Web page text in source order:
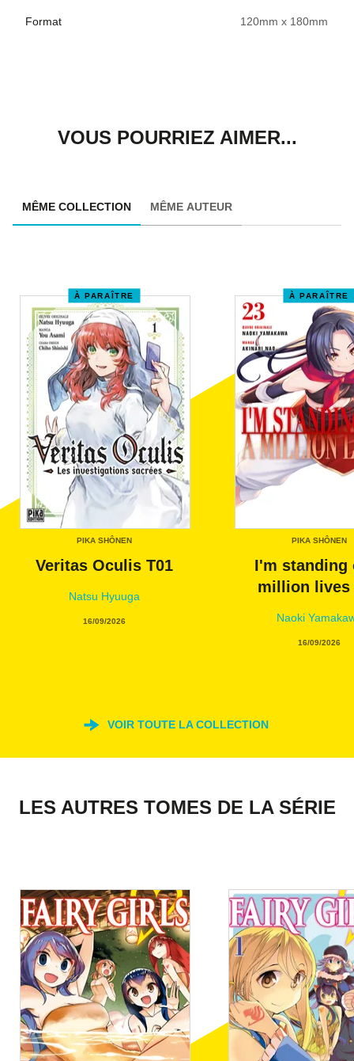
Format 120mm x 180mm
VOUS POURRIEZ AIMER...
MÊME COLLECTION MÊME AUTEUR
À PARAÎTRE
PIKA SHÔNEN
Veritas Oculis T01
Natsu Hyuuga
16/09/2026
À PARAÎTRE
PIKA SHÔNEN
I'm standing
million lives
Naoki
16/09/2026
VOIR TOUTE LA COLLECTION
LES AUTRES TOMES DE LA SÉRIE